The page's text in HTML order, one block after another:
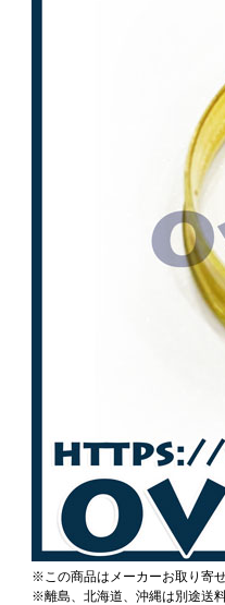
※この商品はメーカーお取り寄
※離島、北海道、沖縄は別途送